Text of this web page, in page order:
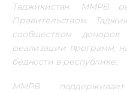
Таджикистан. ММРВ
Правительством
сообществом
реализации программ,
бедности в республике.
ММРВ